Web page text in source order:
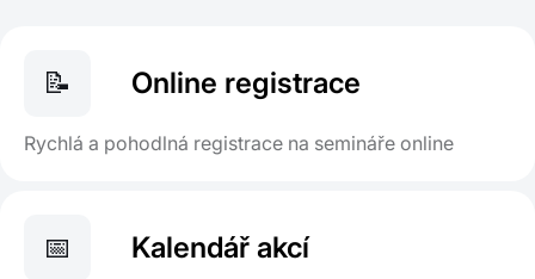
📝 Online registrace
Rychlá a pohodlná registrace na semináře online
📅 Kalendář akcí